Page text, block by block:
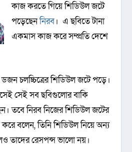
কাজ করতে গিয়ে শিডিউল জটে
পড়েছেননিরব। এ ছবিতে টানা
একমাস কাজ করে সম্প্রতি দেশে
চলচ্চিত্রের শিডিউল জটে পড়ে।
সেই সব ছবিগুলোর বাকি
তবে নিরব নিজের শিডিউল জটের
বলেন, তিনি শিডিউল নিয়ে অন্য
তাদের রেসপন্স ভালো নয়।